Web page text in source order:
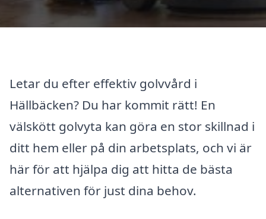
Letar du efter effektiv golvvård i
Hällbäcken? Du har kommit rätt! En
välskött golvyta kan göra en stor skillnad i
ditt hem eller på din arbetsplats, och vi är
här för att hjälpa dig att hitta de bästa
alternativen för just dina behov.